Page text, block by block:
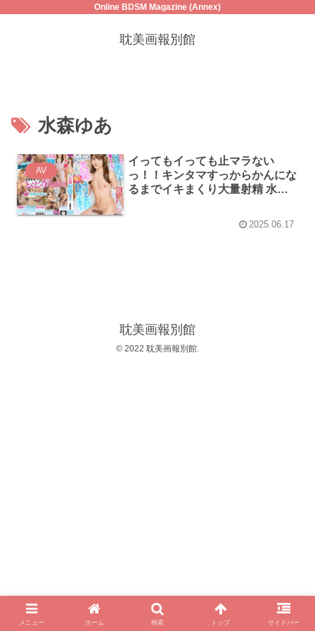
Online BDSM Magazine (Annex)
耽美画報別館
水森ゆあ
AV
イってもイっても止マラない
っ！！キンタマすっからかんにな
るまでイキまくり大量射精 水森
2025.06.17
耽美画報別館
© 2022 耽美画報別館.
メニュー ホーム 検索 トップ サイドバー